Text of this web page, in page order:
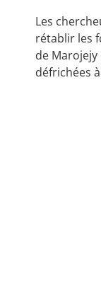
Les
rétablir les
de
défrichées